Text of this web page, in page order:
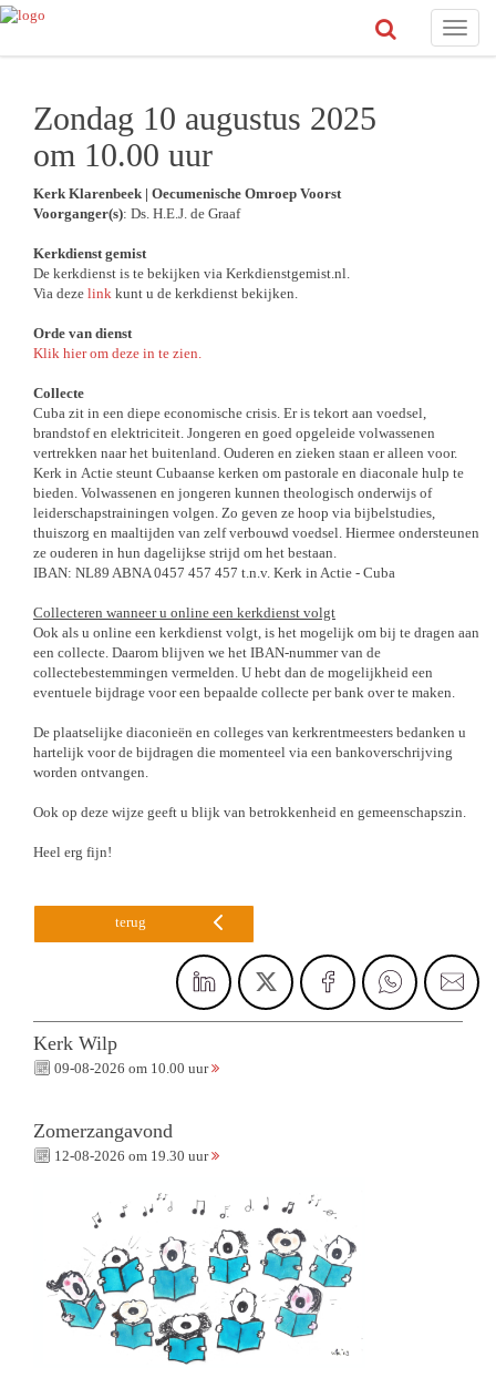
Toggle
Zondag 10 augustus 2025
om 10.00 uur
Kerk Klarenbeek | Oecumenische Omroep Voorst
Voorganger(s): Ds. H.E.J. de Graaf
Kerkdienst gemist
De kerkdienst is te bekijken via Kerkdienstgemist.nl.
Via deze link kunt u de kerkdienst bekijken.
Orde van dienst
Klik hier om deze in te zien.
Collecte
Cuba zit in een diepe economische crisis. Er is tekort aan voedsel,
brandstof en elektriciteit. Jongeren en goed opgeleide volwassenen
vertrekken naar het buitenland. Ouderen en zieken staan er alleen voor.
Kerk in Actie steunt Cubaanse kerken om pastorale en diaconale hulp te
bieden. Volwassenen en jongeren kunnen theologisch onderwijs of
leiderschapstrainingen volgen. Zo geven ze hoop via bijbelstudies,
thuiszorg en maaltijden van zelf verbouwd voedsel. Hiermee ondersteunen
ze ouderen in hun dagelijkse strijd om het bestaan.
IBAN: NL89 ABNA 0457 457 457 t.n.v. Kerk in Actie - Cuba
Collecteren wanneer u online een kerkdienst volgt
Ook als u online een kerkdienst volgt, is het mogelijk om bij te dragen aan
een collecte. Daarom blijven we het IBAN-nummer van de
collectebestemmingen vermelden. U hebt dan de mogelijkheid een
eventuele bijdrage voor een bepaalde collecte per bank over te maken.
De plaatselijke diaconieën en colleges van kerkrentmeesters bedanken u
hartelijk voor de bijdragen die momenteel via een bankoverschrijving
worden ontvangen.
Ook op deze wijze geeft u blijk van betrokkenheid en gemeenschapszin.
Heel erg fijn!
terug
Kerk Wilp
09-08-2026 om 10.00 uur
Zomerzangavond
12-08-2026 om 19.30 uur